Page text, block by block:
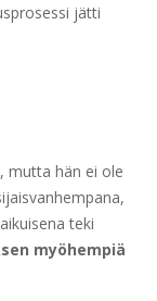
jätti
mutta hän ei ole
teki
myöhempiä